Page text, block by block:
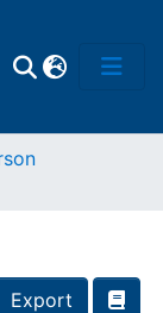
Export